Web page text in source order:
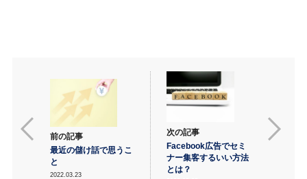
前の記事
最近の儲け話で思うこ
と
2022.03.23
次の記事
Facebook広告でセミ
ナー集客するいい方法
とは？